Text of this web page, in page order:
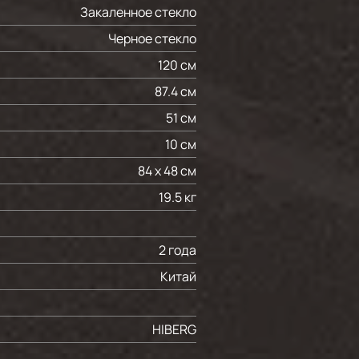
Закаленное стекло
Черное стекло
120 см
87.4 см
51 см
10 см
84 х 48 см
19.5 кг
2 года
Китай
HIBERG